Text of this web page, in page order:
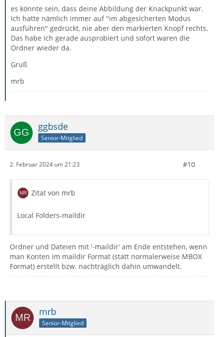
es könnte sein, dass deine Abbildung der Knackpunkt war.
Ich hatte nämlich immer auf "im abgesicherten Modus
ausführen" gedrückt, nie aber den markierten Knopf rechts.
Das habe ich gerade ausprobiert und sofort waren die
Ordner wieder da.
Gruß
mrb
ggbsde
Senior-Mitglied
2. Februar 2024 um 21:23 #10
Zitat von mrb
Local Folders-maildir
Ordner und Dateien mit '-maildir' am Ende entstehen, wenn
man Konten im maildir Format (statt normalerweise MBOX
Format) erstellt bzw. nachträglich dahin umwandelt.
mrb
Senior-Mitglied